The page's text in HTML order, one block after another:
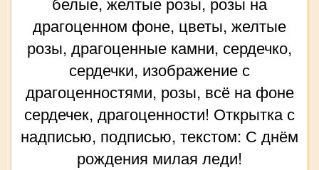
драгоценном фоне, цветы, желтые
розы, драгоценные камни, сердечко,
сердечки, изображение с
драгоценностями, розы, всё на фоне
сердечек, драгоценности! Открытка с
надписью, подписью, текстом: С днём
рождения милая леди!